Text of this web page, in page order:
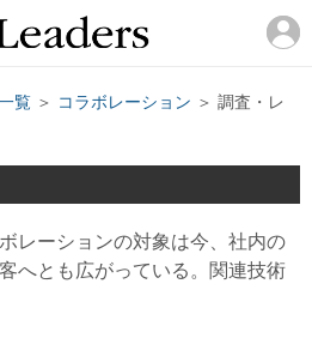
覧 ＞ コラボレーション ＞ 調査・レ
レーションの対象は今、社内の
へとも広がっている。関連技術